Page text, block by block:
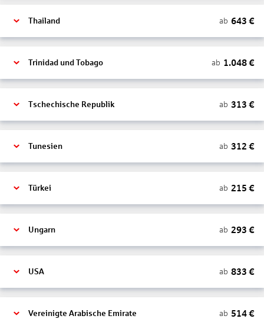
Thailand ab 643 €
Trinidad und Tobago ab 1.048€
Tschechische Republik ab 313 €
Tunesien ab 312 €
Türkei ab 215 €
Ungarn ab 293 €
USA ab 833 €
Vereinigte Arabische Emirate ab 514€